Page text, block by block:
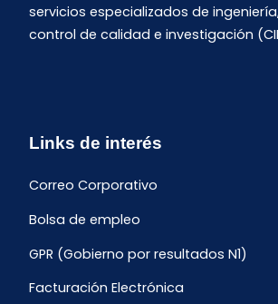
servicios especializados de
control de calidad e investigación
Links de interés
Correo Corporativo
Bolsa de empleo
GPR (Gobierno por resultados N1)
Facturación Electrónica